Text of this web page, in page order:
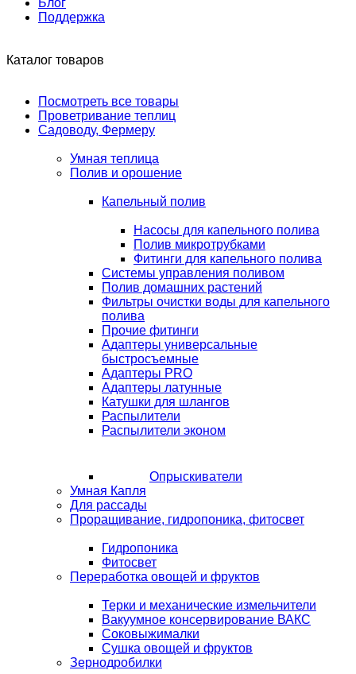
Блог
Поддержка
Каталог товаров
Посмотреть все товары
Проветривание теплиц
Садоводу, Фермеру
Умная теплица
Полив и орошение
Капельный полив
Насосы для капельного полива
Полив микротрубками
Фитинги для капельного полива
Системы управления поливом
Полив домашних растений
Фильтры очистки воды для капельного
полива
Прочие фитинги
Адаптеры универсальные
быстросъемные
Адаптеры PRO
Адаптеры латунные
Катушки для шлангов
Распылители
Распылители эконом
Опрыскиватели
Умная Капля
Для рассады
Проращивание, гидропоника, фитосвет
Гидропоника
Фитосвет
Переработка овощей и фруктов
Терки и механические измельчители
Вакуумное консервирование ВАКС
Соковыжималки
Сушка овощей и фруктов
Зернодробилки